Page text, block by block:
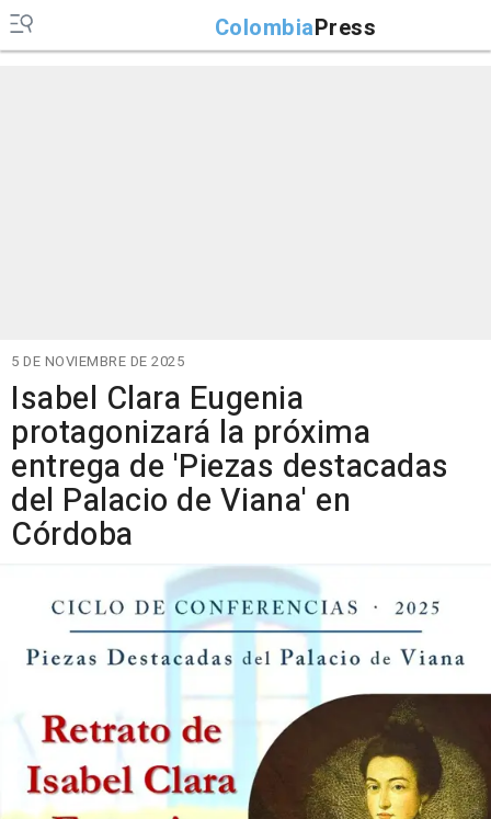
ColombiaPress
5 DE NOVIEMBRE DE 2025
Isabel Clara Eugenia
protagonizará la próxima
entrega de 'Piezas destacadas
del Palacio de Viana' en
Córdoba